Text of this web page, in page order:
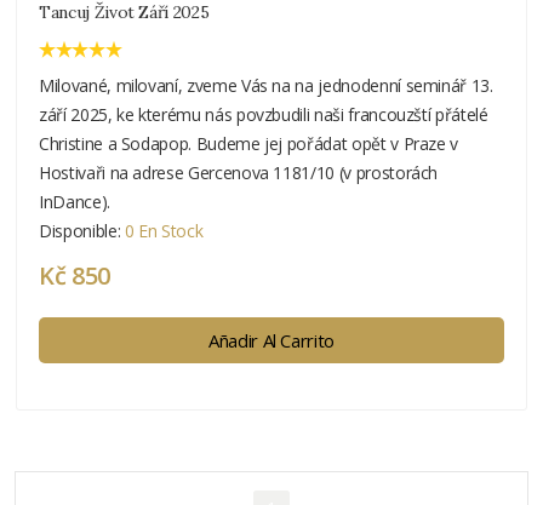
Tancuj Život Září 2025
Milované, milovaní, zveme Vás na na jednodenní seminář 13.
září 2025, ke kterému nás povzbudili naši francouzští přátelé
Christine a Sodapop. Budeme jej pořádat opět v Praze v
Hostivaři na adrese Gercenova 1181/10 (v prostorách
InDance).
Disponible: 0 En Stock
Kč 850
Añadir Al Carrito